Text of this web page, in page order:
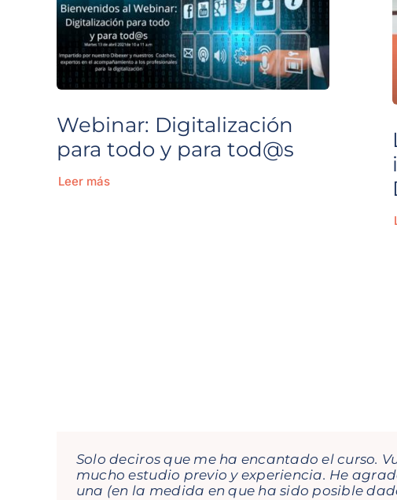
Webinar: Digitalización
para todo y para tod@s
Leer más
Solo deciros que me ha encantado el curso.
mucho estudio previo y experiencia. He
una (en la medida en que ha sido posible
María, Gema e Isabel son fantásticas! De
con lo que enfocan cada tema lo hace todo